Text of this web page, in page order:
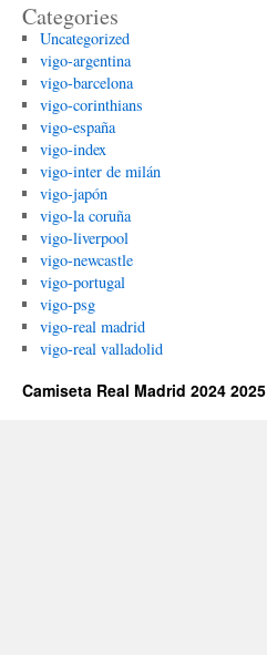
Categories
Uncategorized
vigo-argentina
vigo-barcelona
vigo-corinthians
vigo-españa
vigo-index
vigo-inter de milán
vigo-japón
vigo-la coruña
vigo-liverpool
vigo-newcastle
vigo-portugal
vigo-psg
vigo-real madrid
vigo-real valladolid
Camiseta Real Madrid 2024 2025